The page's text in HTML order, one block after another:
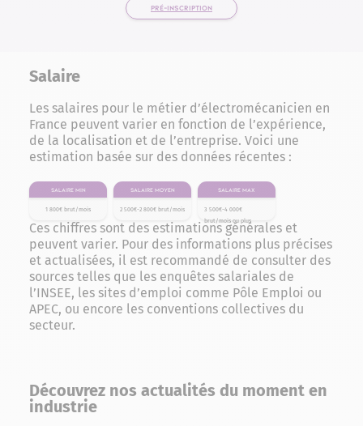
PRÉ-INSCRIPTION
Salaire
Les salaires pour le métier d’électromécanicien en
France peuvent varier en fonction de l’expérience,
de la localisation et de l’entreprise. Voici une
estimation basée sur des données récentes :
Salaire min
1 800€ brut/mois
Salaire moyen
2 500€-2 800€ brut/mois
Salaire max
3 500€-4 000€
brut/mois ou plus
Ces chiffres sont des estimations générales et
peuvent varier. Pour des informations plus précises
et actualisées, il est recommandé de consulter des
sources telles que les enquêtes salariales de
l’INSEE, les sites d’emploi comme Pôle Emploi ou
APEC, ou encore les conventions collectives du
secteur.
Découvrez nos actualités du moment en
industrie